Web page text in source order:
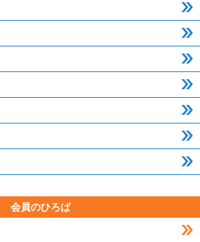
会員のひろば